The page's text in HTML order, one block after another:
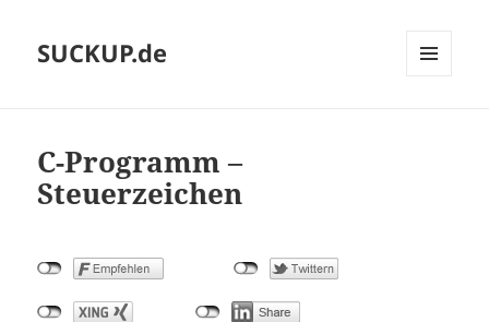
SUCKUP.de
C-Programm –
Steuerzeichen